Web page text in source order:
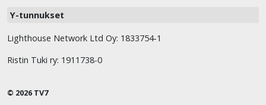
Y-tunnukset
Lighthouse Network Ltd Oy: 1833754-1
Ristin Tuki ry: 1911738-0
© 2026 TV7